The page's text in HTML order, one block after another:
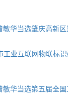
华当选肇庆高新
工业互联网物联标
华当选第五届全